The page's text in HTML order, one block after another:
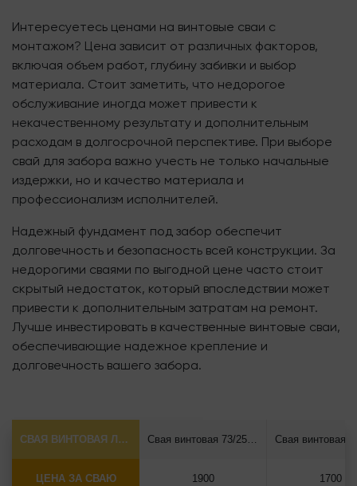
Интересуетесь ценами на винтовые сваи с
монтажом? Цена зависит от различных факторов,
включая объем работ, глубину забивки и выбор
материала. Стоит заметить, что недорогое
обслуживание иногда может привести к
некачественному результату и дополнительным
расходам в долгосрочной перспективе. При выборе
свай для забора важно учесть не только начальные
издержки, но и качество материала и
профессионализм исполнителей.
Надежный фундамент под забор обеспечит
долговечность и безопасность всей конструкции. За
недорогими сваями по выгодной цене часто стоит
скрытый недостаток, который впоследствии может
привести к дополнительным затратам на ремонт.
Лучше инвестировать в качественные винтовые сваи,
обеспечивающие надежное крепление и
долговечность вашего забора.
СВАЯ ВИНТОВАЯ ЛОПАСТНАЯ Ф73*5.5
ЦЕНА ЗА СВАЮ
Свая винтовая 73/250*2500
1900 1700